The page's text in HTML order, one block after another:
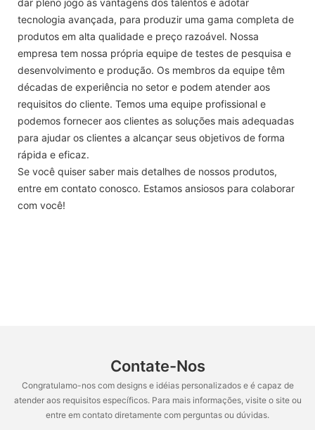
tecnologia avançada, para produzir uma gama completa de
produtos em alta qualidade e preço razoável. Nossa
empresa tem nossa própria equipe de testes de pesquisa e
desenvolvimento e produção. Os membros da equipe têm
décadas de experiência no setor e podem atender aos
requisitos do cliente. Temos uma equipe profissional e
podemos fornecer aos clientes as soluções mais adequadas
para ajudar os clientes a alcançar seus objetivos de forma
rápida e eficaz.
Se você quiser saber mais detalhes de nossos produtos,
entre em contato conosco. Estamos ansiosos para colaborar
com você!
Contate-Nos
Congratulamo-nos com designs e idéias personalizados e é capaz de
atender aos requisitos específicos. Para mais informações, visite o site ou
entre em contato diretamente com perguntas ou dúvidas.